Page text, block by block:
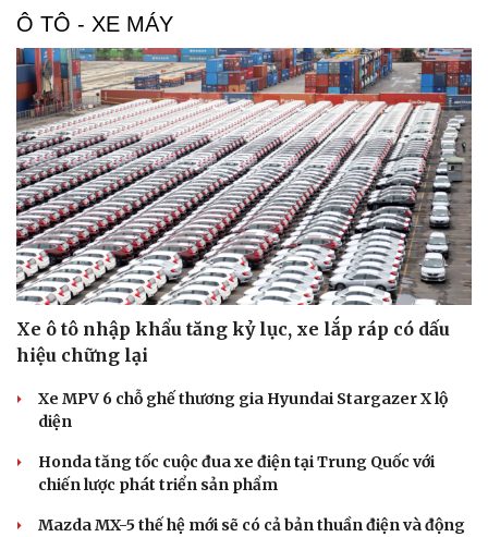
Du lịch
Tư vấn
Săn Tour
check-in
Câu chuyện thời sự
Đọc truyện đêm khuya
Cửa sổ tình yêu
Kể chuyện cho bé
Hạt giống tâm hồn
Ô TÔ - XE MÁY
Xe ô tô nhập khẩu tăng kỷ lục, xe lắp ráp có dấu
hiệu chững lại
Xe MPV 6 chỗ ghế thương gia Hyundai Stargazer X lộ
diện
Honda tăng tốc cuộc đua xe điện tại Trung Quốc với
chiến lược phát triển sản phẩm
Mazda MX-5 thế hệ mới sẽ có cả bản thuần điện và động